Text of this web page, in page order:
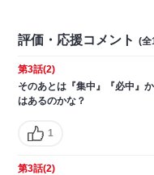
評価・応援コメント (全
第3話(2)
そのあとは『集中』『必中』
はあるのかな？
1
第3話(2)